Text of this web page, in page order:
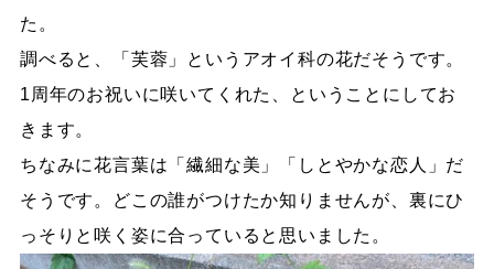
た。
調べると、「芙蓉」というアオイ科の花だそうです。
1周年のお祝いに咲いてくれた、ということにしてお
きます。
ちなみに花言葉は「繊細な美」「しとやかな恋人」だ
そうです。どこの誰がつけたか知りませんが、裏にひ
っそりと咲く姿に合っていると思いました。